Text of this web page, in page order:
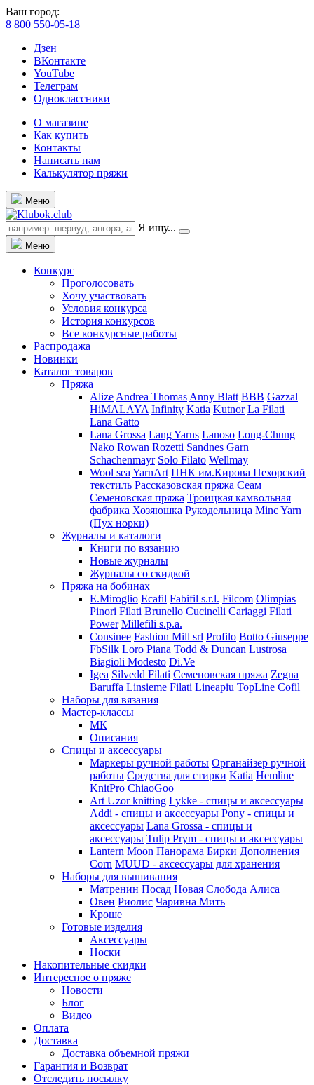
Ваш город:
8 800 550-05-18
Дзен
ВКонтакте
YouTube
Телеграм
Одноклассники
О магазине
Как купить
Контакты
Написать нам
Калькулятор пряжи
Меню
Я ищу...
Меню
Конкурс
Проголосовать
Хочу участвовать
Условия конкурса
История конкурсов
Все конкурсные работы
Распродажа
Новинки
Каталог товаров
Пряжа
Alize Andrea Thomas Anny Blatt BBB Gazzal
HiMALAYA Infinity Katia Kutnor La Filati
Lana Gatto
Lana Grossa Lang Yarns Lanoso Long-Chung
Nako Rowan Rozetti Sandnes Garn
Schachenmayr Solo Filato Wellmay
Wool sea YarnArt ПНК им.Кирова Пехорский
текстиль Рассказовская пряжа Сеам
Семеновская пряжа Троицкая камвольная
фабрика Хозяюшка Рукодельница Minc Yarn
(Пух норки)
Журналы и каталоги
Книги по вязанию
Новые журналы
Журналы со скидкой
Пряжа на бобинах
E.Miroglio Ecafil Fabifil s.r.l. Filcom Olimpias
Pinori Filati Brunello Cucinelli Cariaggi Filati
Power Millefili s.p.a.
Consinee Fashion Mill srl Profilo Botto Giuseppe
FbSilk Loro Piana Todd & Duncan Lustrosa
Biagioli Modesto Di.Ve
Igea Silvedd Filati Семеновская пряжа Zegna
Baruffa Linsieme Filati Lineapiu TopLine Cofil
Наборы для вязания
Мастер-классы
МК
Описания
Спицы и аксессуары
Маркеры ручной работы Органайзер ручной
работы Средства для стирки Katia Hemline
KnitPro ChiaoGoo
Art Uzor knitting Lykke - спицы и аксессуары
Addi - спицы и аксессуары Pony - спицы и
аксессуары Lana Grossa - спицы и
аксессуары Tulip Prym - спицы и аксессуары
Lantern Moon Панорама Бирки Дополнения
Corn MUUD - аксессуары для хранения
Наборы для вышивания
Матренин Посад Новая Слобода Алиса
Овен Риолис Чаривна Мить
Кроше
Готовые изделия
Аксессуары
Носки
Накопительные скидки
Интересное о пряже
Новости
Блог
Видео
Оплата
Доставка
Доставка объемной пряжи
Гарантия и Возврат
Отследить посылку